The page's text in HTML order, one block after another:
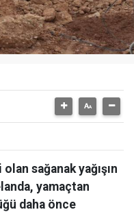
sağanak yağışın
yamaçtan
daha önce